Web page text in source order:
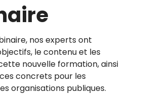
nos experts ont
le contenu et les
nouvelle formation, ainsi
concrets pour les
organisations publiques.